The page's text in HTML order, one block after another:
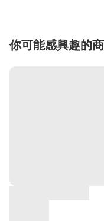
你可能感興趣的